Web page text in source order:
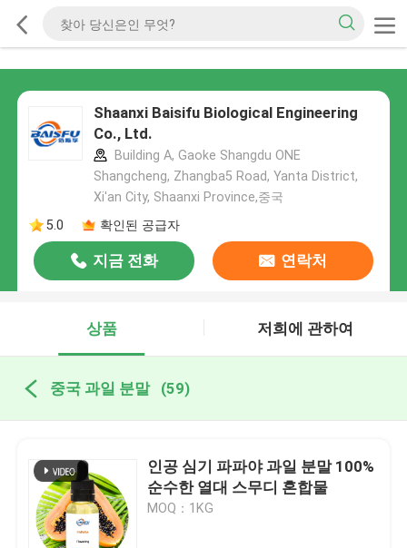
Shaanxi Baisifu Biological Engineering
Co., Ltd.
Building A, Gaoke Shangdu ONE
Shangcheng, Zhangba5 Road, Yanta District,
Xi'an City, Shaanxi Province,중국
5.0
확인된 공급자
지금 전화 연락처
상품 저희에 관하여
중국 과일 분말 (59)
인공 심기 파파야 과일 분말 100%
순수한 열대 스무디 혼합물
MOQ：1KG